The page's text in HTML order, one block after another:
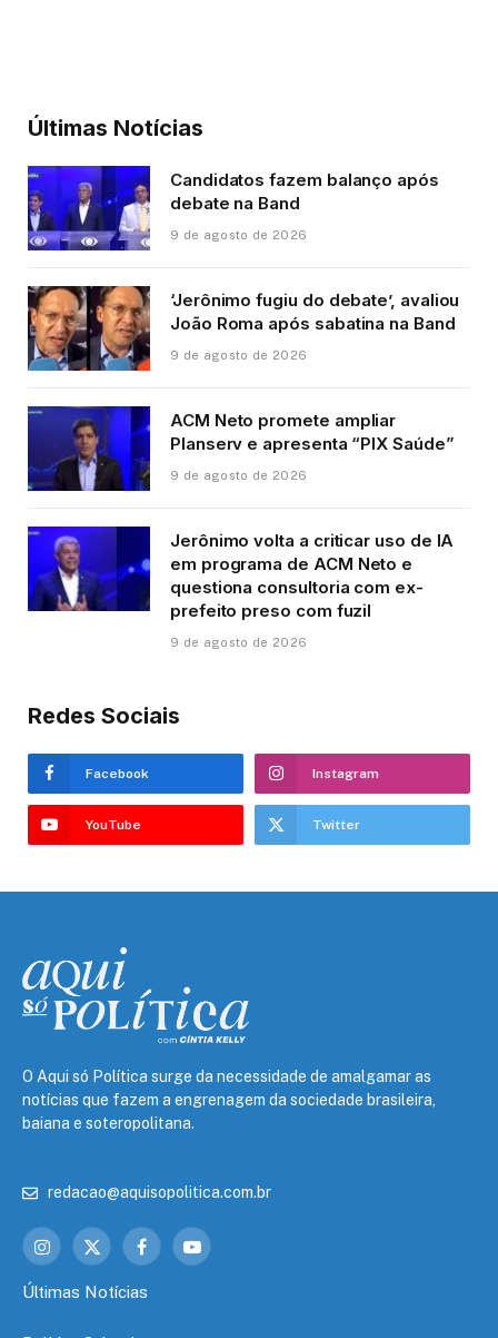
Últimas Notícias
Candidatos fazem balanço após
debate na Band
9 de agosto de 2026
‘Jerônimo fugiu do debate’, avaliou
João Roma após sabatina na Band
9 de agosto de 2026
ACM Neto promete ampliar
Planserv e apresenta “PIX Saúde”
9 de agosto de 2026
Jerônimo volta a criticar uso de IA
em programa de ACM Neto e
questiona consultoria com ex-
prefeito preso com fuzil
9 de agosto de 2026
Redes Sociais
Facebook Instagram
YouTube Twitter
O Aqui só Política surge da necessidade de amalgamar as
notícias que fazem a engrenagem da sociedade brasileira,
baiana e soteropolitana.
redacao@aquisopolitica.com.br
Instagram
X
FacebookYouTube
Últimas Notícias